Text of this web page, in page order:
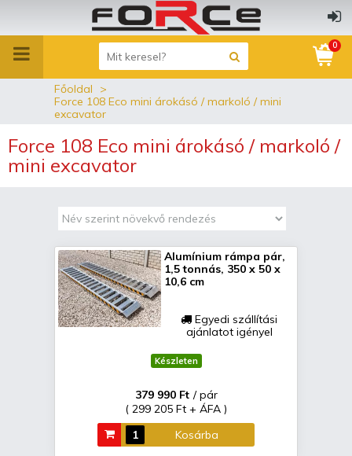
0
Főoldal
Force 108 Eco mini árokásó / markoló / mini
excavator
Force 108 Eco mini árokásó / markoló /
mini excavator
Alumínium rámpa pár,
1,5 tonnás, 350 x 50 x
10,6 cm
Egyedi szállítási
ajánlatot igényel
Készleten
379 990 Ft / pár
( 299 205 Ft + ÁFA )
Kosárba